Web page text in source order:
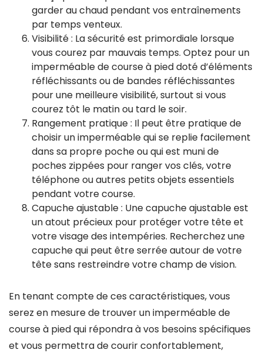
garder au chaud pendant vos entraînements
par temps venteux.
Visibilité : La sécurité est primordiale lorsque
vous courez par mauvais temps. Optez pour un
imperméable de course à pied doté d’éléments
réfléchissants ou de bandes réfléchissantes
pour une meilleure visibilité, surtout si vous
courez tôt le matin ou tard le soir.
Rangement pratique : Il peut être pratique de
choisir un imperméable qui se replie facilement
dans sa propre poche ou qui est muni de
poches zippées pour ranger vos clés, votre
téléphone ou autres petits objets essentiels
pendant votre course.
Capuche ajustable : Une capuche ajustable est
un atout précieux pour protéger votre tête et
votre visage des intempéries. Recherchez une
capuche qui peut être serrée autour de votre
tête sans restreindre votre champ de vision.
En tenant compte de ces caractéristiques, vous
serez en mesure de trouver un imperméable de
course à pied qui répondra à vos besoins spécifiques
et vous permettra de courir confortablement,